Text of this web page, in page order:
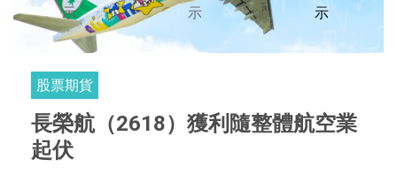
股票期貨
長榮航（2618）獲利隨整體航空業
起伏